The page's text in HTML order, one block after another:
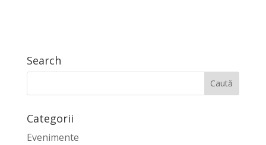
Search
Categorii
Evenimente